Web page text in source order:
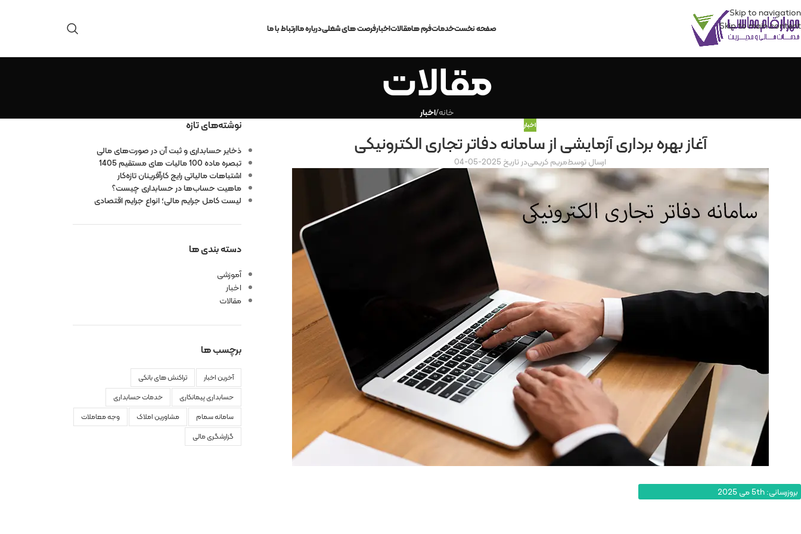
Skip to navigation
Skip to main content
صفحه نخستخدماتفرم هامقالاتاخبارفرصت های شغلیدرباره ماارتباط با ما
مقالات
خانه/اخبار
اخبار
آغاز بهره برداری آزمایشی از سامانه دفاتر تجاری الکترونیکی
ارسال توسطمریم کریمیدر تاریخ 2025-05-04
بروزرسانی: 5th می 2025
نوشته‌های تازه
ذخایر حسابداری و ثبت آن در صورت‌های مالی
تبصره ماده 100 مالیات های مستقیم 1405
اشتباهات مالیاتی رایج کارآفرینان تازه‌کار
ماهیت حساب‌ها در حسابداری چیست؟
لیست کامل جرایم مالی؛ انواع جرایم اقتصادی
دسته بندی ها
آموزشی
اخبار
مقالات
برچسب ها
آخرین اخبار
تراکنش های بانکی
حسابداری پیمانکاری
خدمات حسابداری
سامانه سمام
مشاورین املاک
وجه معاملات
گزارشگری مالی